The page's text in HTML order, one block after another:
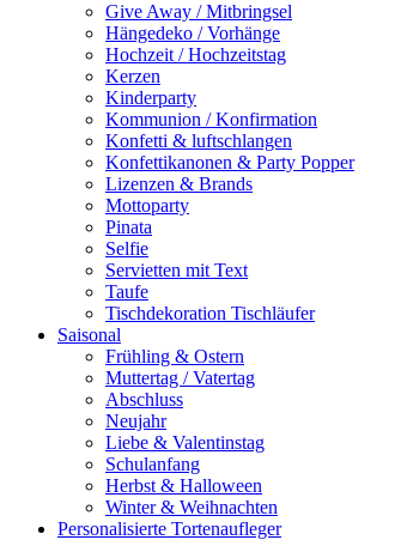
Give Away / Mitbringsel
Hängedeko / Vorhänge
Hochzeit / Hochzeitstag
Kerzen
Kinderparty
Kommunion / Konfirmation
Konfetti & luftschlangen
Konfettikanonen & Party Popper
Lizenzen & Brands
Mottoparty
Pinata
Selfie
Servietten mit Text
Taufe
Tischdekoration Tischläufer
Saisonal
Frühling & Ostern
Muttertag / Vatertag
Abschluss
Neujahr
Liebe & Valentinstag
Schulanfang
Herbst & Halloween
Winter & Weihnachten
Personalisierte Tortenaufleger